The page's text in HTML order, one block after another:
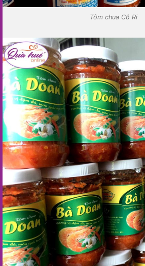
Tôm chua Cô Ri